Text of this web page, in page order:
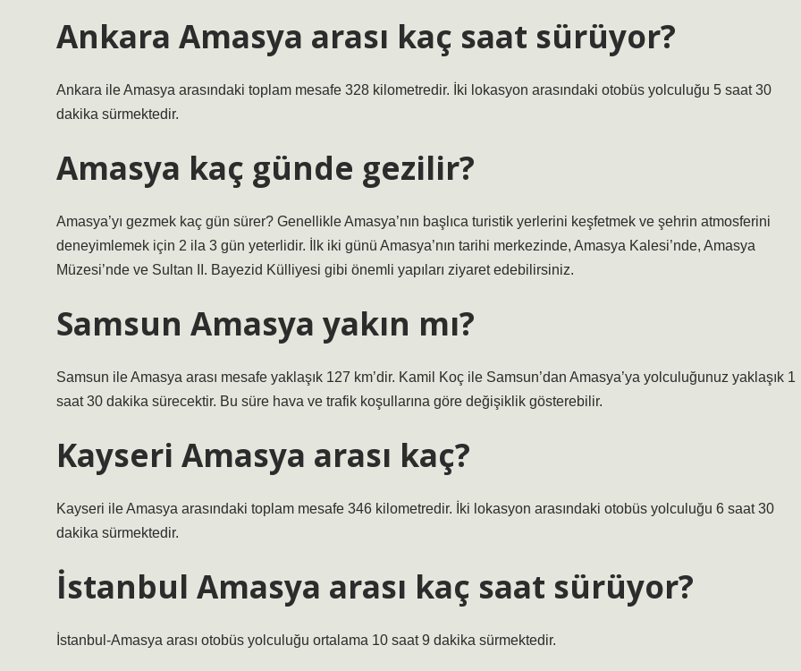
Ankara Amasya arası kaç saat sürüyor?
Ankara ile Amasya arasındaki toplam mesafe 328 kilometredir. İki lokasyon arasındaki otobüs yolculuğu 5 saat 30
dakika sürmektedir.
Amasya kaç günde gezilir?
Amasya’yı gezmek kaç gün sürer? Genellikle Amasya’nın başlıca turistik yerlerini keşfetmek ve şehrin atmosferini
deneyimlemek için 2 ila 3 gün yeterlidir. İlk iki günü Amasya’nın tarihi merkezinde, Amasya Kalesi’nde, Amasya
Müzesi’nde ve Sultan II. Bayezid Külliyesi gibi önemli yapıları ziyaret edebilirsiniz.
Samsun Amasya yakın mı?
Samsun ile Amasya arası mesafe yaklaşık 127 km’dir. Kamil Koç ile Samsun’dan Amasya’ya yolculuğunuz yaklaşık 1
saat 30 dakika sürecektir. Bu süre hava ve trafik koşullarına göre değişiklik gösterebilir.
Kayseri Amasya arası kaç?
Kayseri ile Amasya arasındaki toplam mesafe 346 kilometredir. İki lokasyon arasındaki otobüs yolculuğu 6 saat 30
dakika sürmektedir.
İstanbul Amasya arası kaç saat sürüyor?
İstanbul-Amasya arası otobüs yolculuğu ortalama 10 saat 9 dakika sürmektedir.